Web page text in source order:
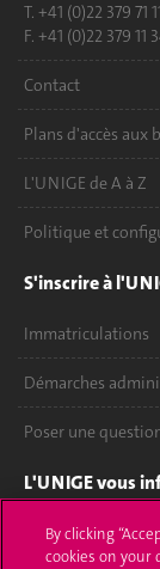
T. +41 (0)22 379 71
F. +41 (0)22 379 11
Contact
Plans d'accès aux
L'UNIGE de A à Z
Politique et
S'inscrire à
Immatriculations
Démarches
Poser une
L'UNIGE vous
UNIGE Mobile
By clicking
cookies on your